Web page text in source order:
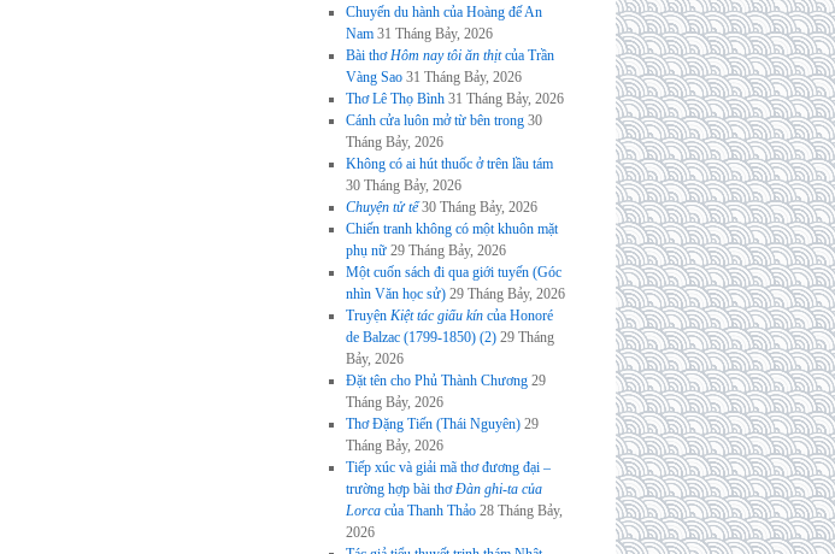
Chuyến du hành của Hoàng đế An
Nam 31 Tháng Bảy, 2026
Bài thơHôm nay tôi ăn thịtcủa Trần
Vàng Sao 31 Tháng Bảy, 2026
Thơ Lê Thọ Bình 31 Tháng Bảy, 2026
Cánh cửa luôn mở từ bên trong 30
Tháng Bảy, 2026
Không có ai hút thuốc ở trên lầu tám
30 Tháng Bảy, 2026
Chuyện tử tế 30 Tháng Bảy, 2026
Chiến tranh không có một khuôn mặt
phụ nữ 29 Tháng Bảy, 2026
Một cuốn sách đi qua giới tuyến (Góc
nhìn Văn học sử) 29 Tháng Bảy, 2026
Truyện Kiệt tác giấu kíncủa Honoré
de Balzac (1799-1850) (2) 29 Tháng
Bảy, 2026
Đặt tên cho Phủ Thành Chương 29
Tháng Bảy, 2026
Thơ Đặng Tiến (Thái Nguyên) 29
Tháng Bảy, 2026
Tiếp xúc và giải mã thơ đương đại –
trường hợp bài thơĐàn ghi-ta của
Lorcacủa Thanh Thảo 28 Tháng Bảy,
2026